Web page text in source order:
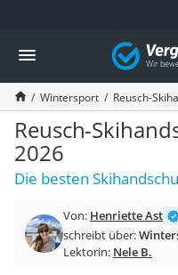
Die beliebtesten Vergleiche
Freizeit & Sport
Gartentrampolin
Trampolin
Metalldetektor
Eufab-Fahrradträger
Trampolin 366 cm
Fahrradschloss
Futterboot
Air Bike
Vergleich
Wintersport Reusch-
Reusch-
2026
Die besten
Von: Henriette Ast
schreibt über:
Lektorin: Nele B.